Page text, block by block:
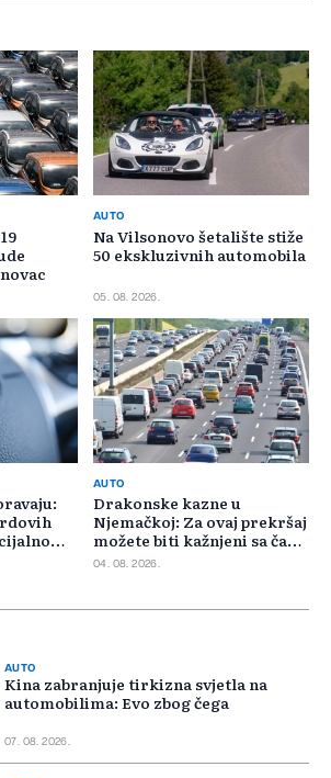
AUTO
Na Vilsonovo šetalište stiže
50 ekskluzivnih automobila
05. 08. 2026.
AUTO
Drakonske kazne u
Njemačkoj: Za ovaj prekršaj
možete biti kažnjeni sa čak
30.000 eura
04. 08. 2026.
AUTO
Kina zabranjuje tirkizna svjetla na
automobilima: Evo zbog čega
07. 08. 2026.